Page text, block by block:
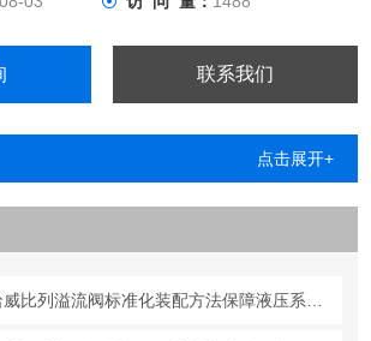
联系我们
点击展开+
严格遵循德国哈威比列溢流阀标准化装配方法保障液压系统压力调控精准可靠